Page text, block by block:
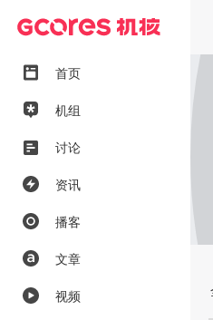
首页
机组
讨论
资讯
播客
文章
视频